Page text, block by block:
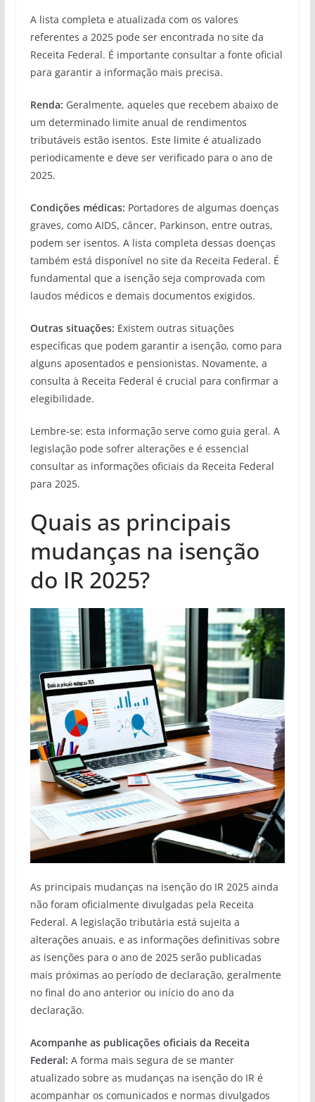
A lista completa e atualizada com os valores
referentes a 2025 pode ser encontrada no site da
Receita Federal. É importante consultar a fonte oficial
para garantir a informação mais precisa.
Renda: Geralmente, aqueles que recebem abaixo de
um determinado limite anual de rendimentos
tributáveis estão isentos. Este limite é atualizado
periodicamente e deve ser verificado para o ano de
2025.
Condições médicas: Portadores de algumas doenças
graves, como AIDS, câncer, Parkinson, entre outras,
podem ser isentos. A lista completa dessas doenças
também está disponível no site da Receita Federal. É
fundamental que a isenção seja comprovada com
laudos médicos e demais documentos exigidos.
Outras situações: Existem outras situações
específicas que podem garantir a isenção, como para
alguns aposentados e pensionistas. Novamente, a
consulta à Receita Federal é crucial para confirmar a
elegibilidade.
Lembre-se: esta informação serve como guia geral. A
legislação pode sofrer alterações e é essencial
consultar as informações oficiais da Receita Federal
para 2025.
Quais as principais
mudanças na isenção
do IR 2025?
As principais mudanças na isenção do IR 2025 ainda
não foram oficialmente divulgadas pela Receita
Federal. A legislação tributária está sujeita a
alterações anuais, e as informações definitivas sobre
as isenções para o ano de 2025 serão publicadas
mais próximas ao período de declaração, geralmente
no final do ano anterior ou início do ano da
declaração.
Acompanhe as publicações oficiais da Receita
Federal: A forma mais segura de se manter
atualizado sobre as mudanças na isenção do IR é
acompanhar os comunicados e normas divulgados